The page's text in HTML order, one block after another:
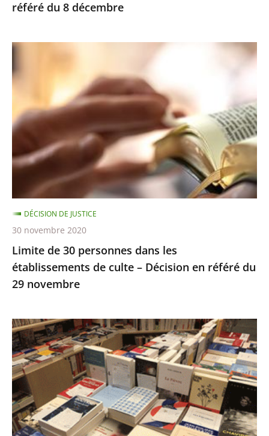
référé du 8 décembre
Limite
30
personnes
dans
les
établissements
de
culte
–
Décision
en
référé
du
29
Limite de 30 personnes dans les
établissements de culte – Décision en référé du
29 novembre
DÉCISION DE JUSTICE
30 novembre 2020
Fermeture
des
librairies,
Décision
en
référé
du